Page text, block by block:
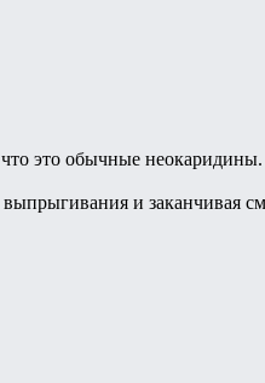
это обычные неокаридины.
и заканчивая